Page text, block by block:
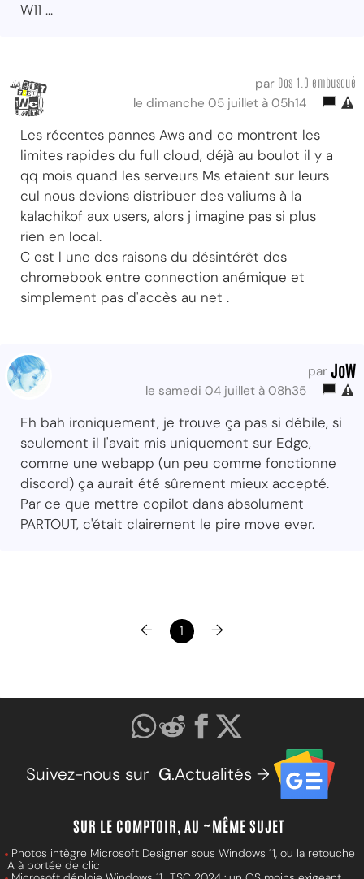
W11 ...
par Dos 1.0 embusqué
le dimanche 05 juillet à 05h14
Les récentes pannes Aws and co montrent les
limites rapides du full cloud, déjà au boulot il y a
qq mois quand les serveurs Ms etaient sur leurs
cul nous devions distribuer des valiums à la
kalachikof aux users, alors j imagine pas si plus
rien en local.
C est l une des raisons du désintérêt des
chromebook entre connection anémique et
simplement pas d'accès au net .
par JoW
le samedi 04 juillet à 08h35
Eh bah ironiquement, je trouve ça pas si débile, si
seulement il l'avait mis uniquement sur Edge,
comme une webapp (un peu comme fonctionne
discord) ça aurait été sûrement mieux accepté.
Par ce que mettre copilot dans absolument
PARTOUT, c'était clairement le pire move ever.
← 1 →
Suivez-nous sur G.Actualités →
SUR LE COMPTOIR, AU ~MÊME SUJET
Photos intègre Microsoft Designer sous Windows 11, ou la retouche
IA à portée de clic